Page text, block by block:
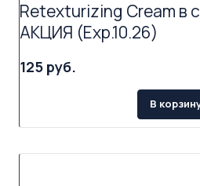
Retexturizing Cream в
АКЦИЯ (Exp.10.26)
125 руб.
В